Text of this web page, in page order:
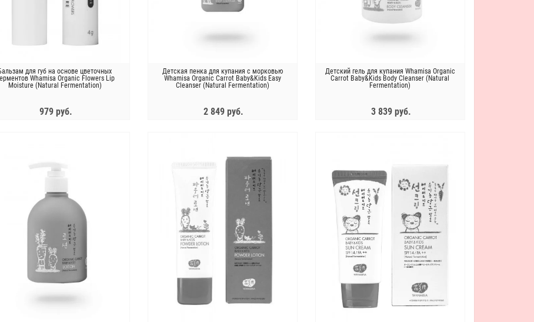
для губ на основе цветочных
Whamisa Organic Flowers Lip
Moisture (Natural Fermentation)
979 руб.
Детская пенка для купания с морковью
Whamisa Organic Carrot Baby&Kids Easy
Cleanser (Natural Fermentation)
2 849 руб.
Детский гель для купания Whamisa Organic
Carrot Baby&Kids Body Cleanser (Natural
Fermentation)
3 839 руб.